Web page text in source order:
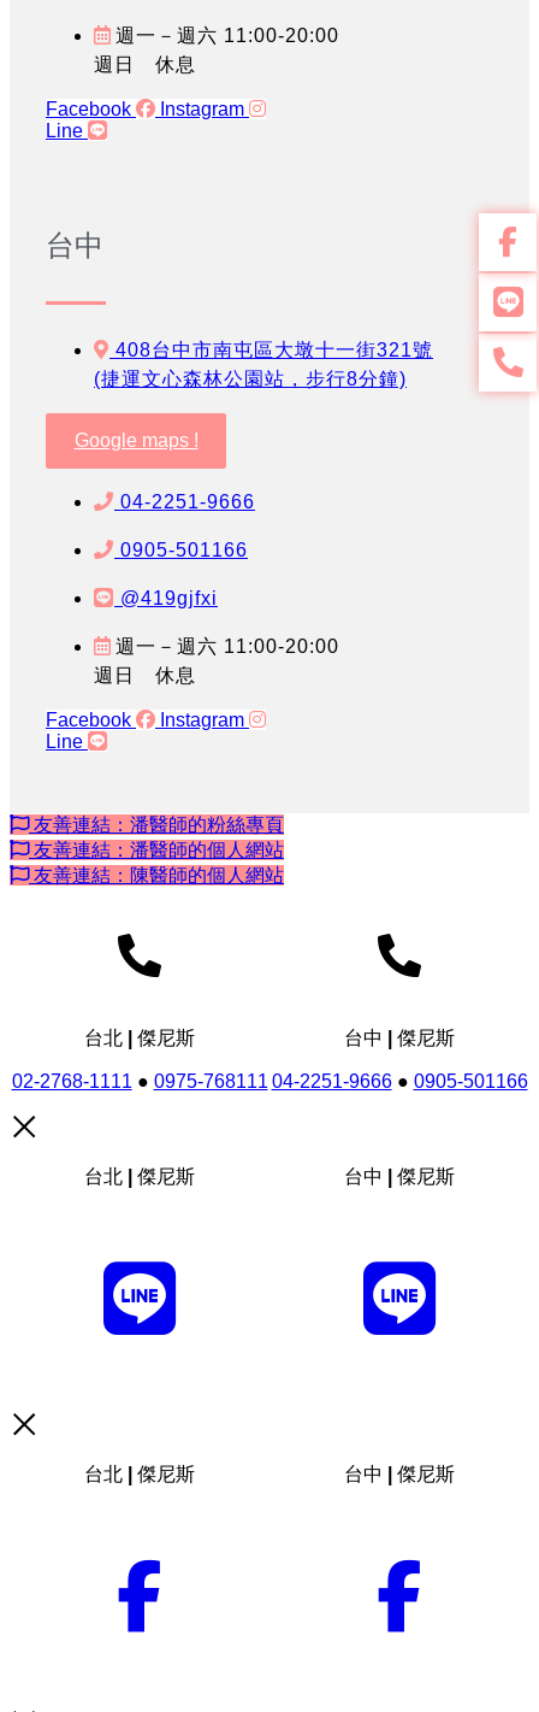
週一－週六 11:00-20:00
週日 休息
Facebook
Instagram
Line
台中
408台中市南屯區大墩十一街321號
(捷運文心森林公園站，步行8分鐘)
Google maps !
04-2251-9666
0905-501166
@419gjfxi
週一－週六 11:00-20:00
週日 休息
Facebook
Instagram
Line
友善連結：潘醫師的粉絲專頁
友善連結：潘醫師的個人網站
友善連結：陳醫師的個人網站
台北 | 傑尼斯
02-2768-1111 ● 0975-768111
台中 | 傑尼斯
04-2251-9666● 0905-501166
台北 | 傑尼斯 台中 | 傑尼斯
台北 | 傑尼斯 台中 | 傑尼斯